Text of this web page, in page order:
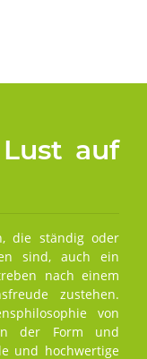
auf
die ständig oder
sind, auch ein
nach einem
zustehen.
von
der Form und
und hochwertige